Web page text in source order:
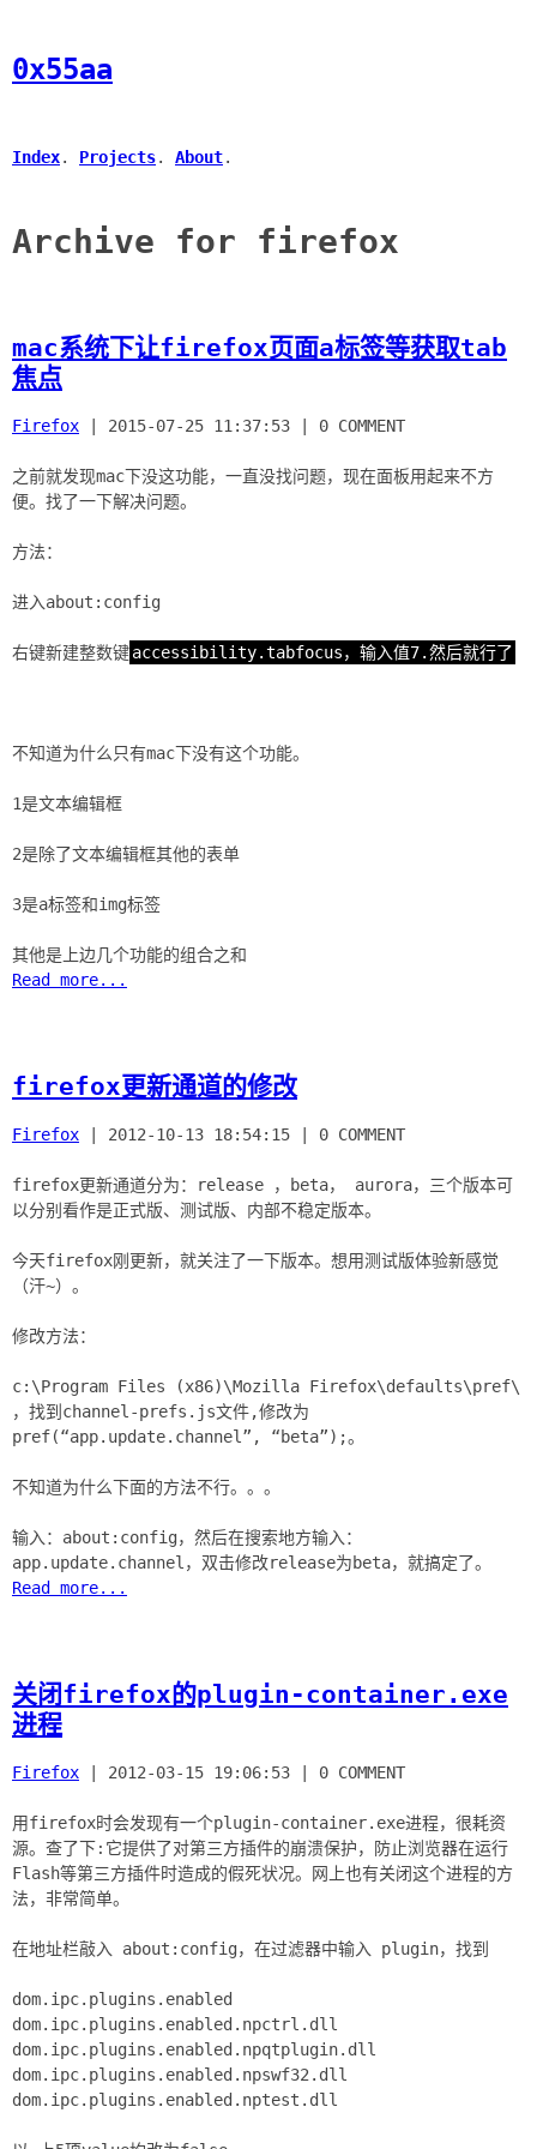
0x55aa
Index. Projects. About.
Archive for firefox
mac系统下让firefox页面a标签等获取tab
焦点
Firefox 2015-07-25 11:37:53 0 COMMENT
之前就发现mac下没这功能，一直没找问题，现在面板用起来不方
便。找了一下解决问题。
方法：
进入about:config
右键新建整数键accessibility.tabfocus，输入值7.然后就行了
不知道为什么只有mac下没有这个功能。
1是文本编辑框
2是除了文本编辑框其他的表单
3是a标签和img标签
Read more...
firefox更新通道的修改
Firefox 2012-10-13 18:54:15 0 COMMENT
firefox更新通道分为：release ，beta， aurora，三个版本可
以分别看作是正式版、测试版、内部不稳定版本。
今天firefox刚更新，就关注了一下版本。想用测试版体验新感觉
（汗~）。
修改方法：
c:\Program Files (x86)\Mozilla Firefox\defaults\pref\
，找到channel-prefs.js文件,修改为
pref(“app.update.channel”, “beta”);。
不知道为什么下面的方法不行。。。
输入：about:config，然后在搜索地方输入：
Read more...
关闭firefox的plugin-container.exe
进程
Firefox 2012-03-15 19:06:53 0 COMMENT
用firefox时会发现有一个plugin-container.exe进程，很耗资
源。查了下 : 它提供了对第三方插件的崩溃保护，防止浏览器在运行
Flash等第三方插件时造成的假死状况。网上也有关闭这个进程的方
法，非常简单。
在地址栏敲入 about:config，在过滤器中输入 plugin，找到
dom.ipc.plugins.enabled
dom.ipc.plugins.enabled.npctrl.dll
dom.ipc.plugins.enabled.npqtplugin.dll
dom.ipc.plugins.enabled.npswf32.dll
dom.ipc.plugins.enabled.nptest.dll